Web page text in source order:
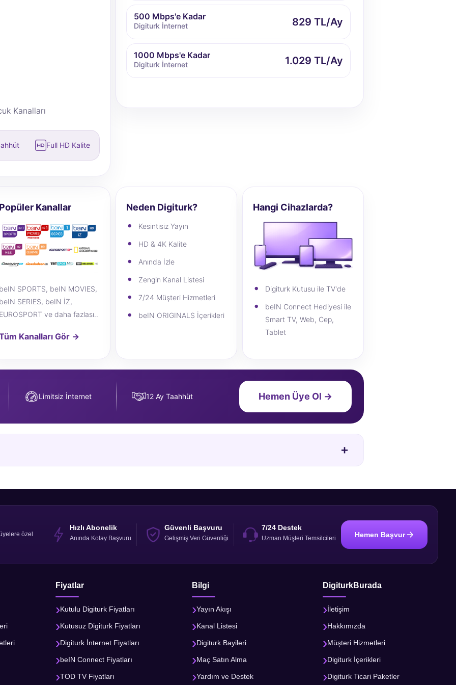
Kanalları
Full HD Kalite
500 Mbps'e Kadar
Digiturk İnternet 829 TL/Ay
1000 Mbps'e Kadar
Digiturk İnternet 1.029 TL/Ay
Kanallar
SPORTS, beIN MOVIES,
SERIES, beIN İZ,
ve daha fazlası..
Kanalları Gör →
Neden Digiturk?
Kesintisiz Yayın
HD & 4K Kalite
Anında İzle
Zengin Kanal Listesi
7/24 Müşteri Hizmetleri
beIN ORIGINALS İçerikleri
Hangi Cihazlarda?
Digiturk Kutusu ile TV'de
beIN Connect Hediyesi ile
Smart TV, Web, Cep,
Tablet
Limitsiz İnternet 12 Ay Taahhüt Hemen Üye Ol →
+
aktivasyon hizmeti ücretsizdir.
faydalanabilmek için numaralı telefondan veya digiturkburada.com.tr internet sitemizden başvuru
sonlandırılması durumunda verilen indirimler geri alınır.
tarihine kadar başvurabilirsiniz.
için tıklayınız.
özel
Hızlı Abonelik
Anında Kolay Başvuru
Güvenli Başvuru
Gelişmiş Veri Güvenliği
7/24 Destek
Uzman Müşteri Temsilcileri Hemen Başvur
Fiyatlar
Kutulu Digiturk Fiyatları
Kutusuz Digiturk Fiyatları
Digiturk İnternet Fiyatları
beIN Connect Fiyatları
TOD TV Fiyatları
Bilgi
Yayın Akışı
Kanal Listesi
Digiturk Bayileri
Maç Satın Alma
Yardım ve Destek
DigiturkBurada
İletişim
Hakkımızda
Müşteri Hizmetleri
Digiturk İçerikleri
Digiturk Ticari Paketler